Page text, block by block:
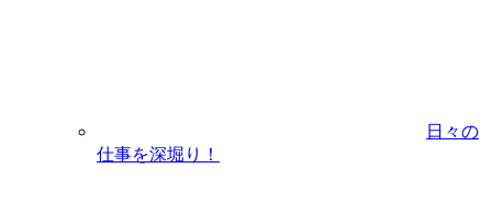
日々の
仕事を深堀り！